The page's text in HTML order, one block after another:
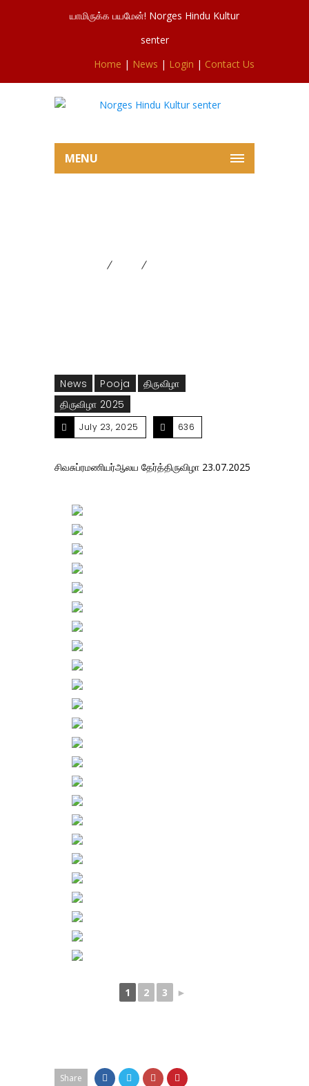
யாமிருக்க பயமேன்! Norges Hindu Kultur
senter
Home | News | Login | Contact Us
MENU
News Pooja
திருவிழா
திருவிழா 2025
July 23, 2025 636
சிவசுப்ரமணியர்ஆலய தேர்த்திருவிழா 23.07.2025
1 2 3 ►
Share